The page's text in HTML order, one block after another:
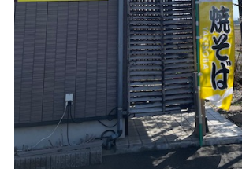
たいこうオフィスe-バンキング
サービスのご案内
NBセンター
サービスのご案内